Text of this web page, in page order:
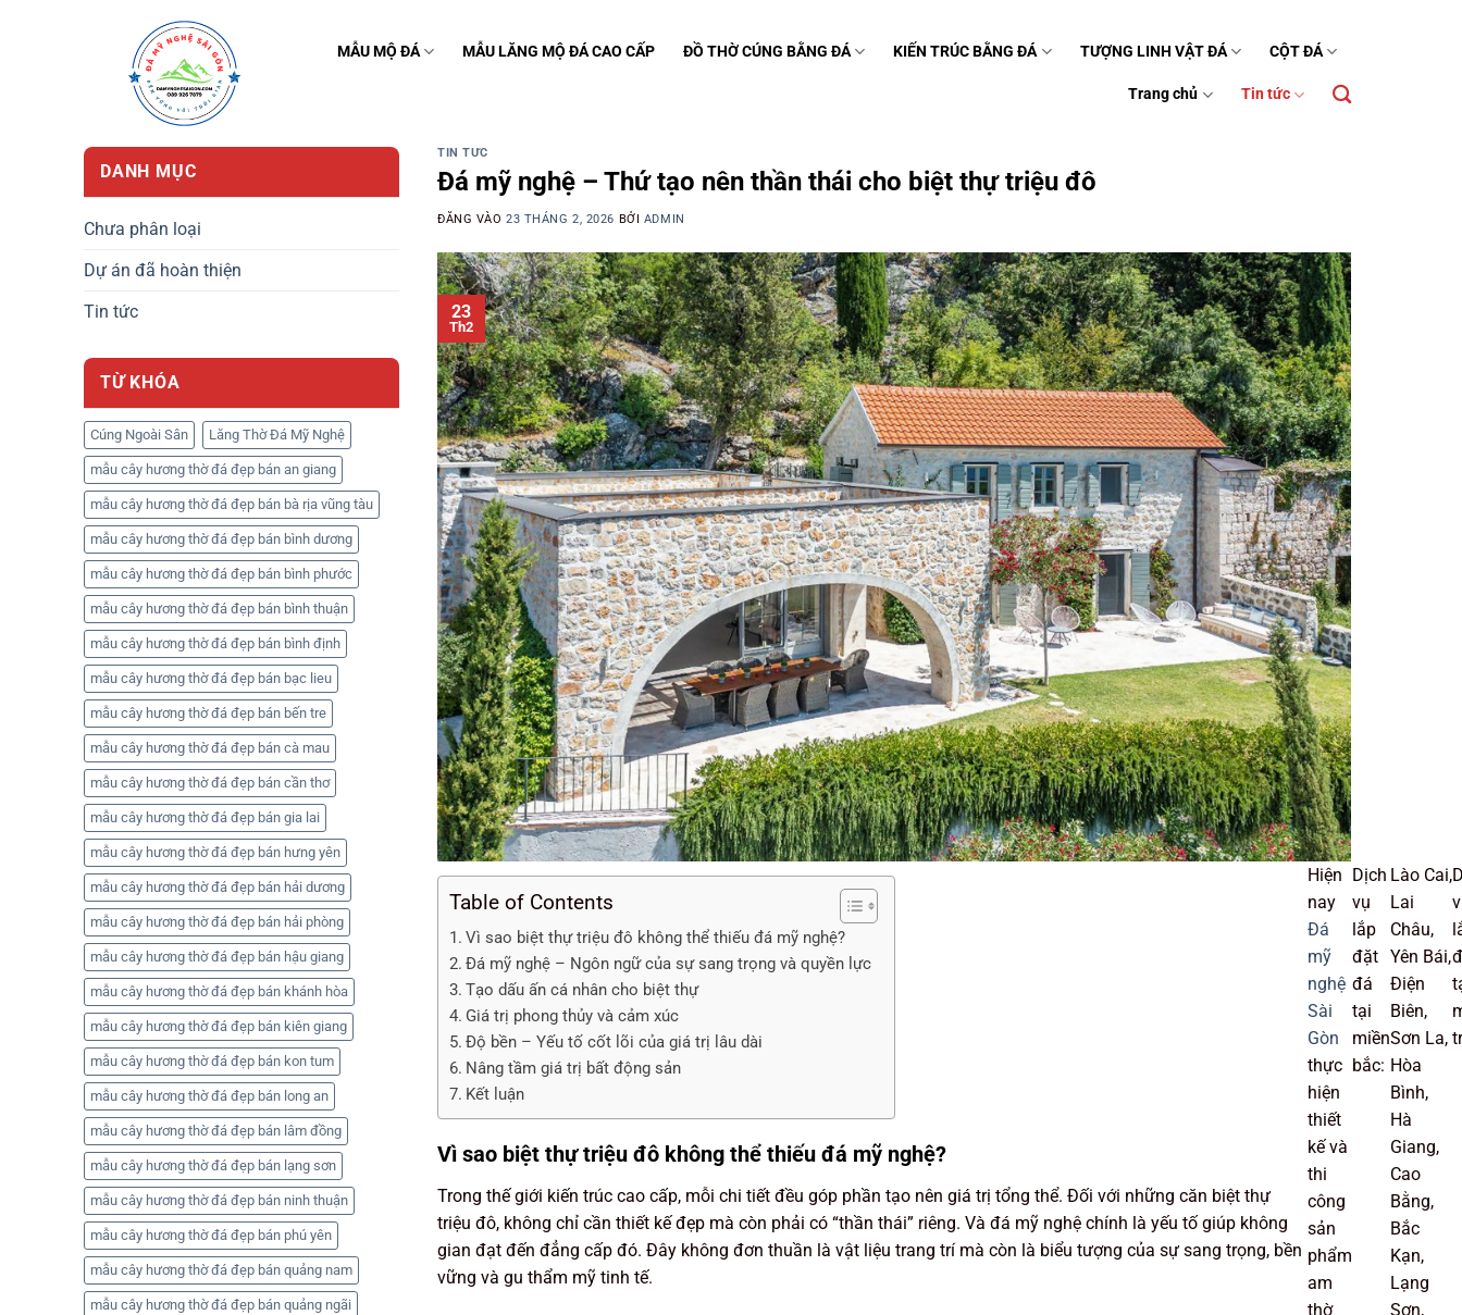
MẪU MỘ ĐÁ MẪU LĂNG MỘ ĐÁ CAO CẤP ĐỒ THỜ CÚNG BẰNG ĐÁ KIẾN TRÚC BẰNG ĐÁ TƯỢNG LINH VẬT ĐÁ CỘT ĐÁ
Trang chủ Tin tức
DANH MỤC
Chưa phân loại
Dự án đã hoàn thiện
Tin tức
TỪ KHÓA
Cúng Ngoài Sân Lăng Thờ Đá Mỹ Nghệ
mẫu cây hương thờ đá đẹp bán an giang
mẫu cây hương thờ đá đẹp bán bà rịa vũng tàu
mẫu cây hương thờ đá đẹp bán bình dương
mẫu cây hương thờ đá đẹp bán bình phước
mẫu cây hương thờ đá đẹp bán bình thuận
mẫu cây hương thờ đá đẹp bán bình định
mẫu cây hương thờ đá đẹp bán bạc lieu
mẫu cây hương thờ đá đẹp bán bến tre
mẫu cây hương thờ đá đẹp bán cà mau
mẫu cây hương thờ đá đẹp bán cần thơ
mẫu cây hương thờ đá đẹp bán gia lai
mẫu cây hương thờ đá đẹp bán hưng yên
mẫu cây hương thờ đá đẹp bán hải dương
mẫu cây hương thờ đá đẹp bán hải phòng
mẫu cây hương thờ đá đẹp bán hậu giang
mẫu cây hương thờ đá đẹp bán khánh hòa
mẫu cây hương thờ đá đẹp bán kiên giang
mẫu cây hương thờ đá đẹp bán kon tum
mẫu cây hương thờ đá đẹp bán long an
mẫu cây hương thờ đá đẹp bán lâm đồng
mẫu cây hương thờ đá đẹp bán lạng sơn
mẫu cây hương thờ đá đẹp bán ninh thuận
mẫu cây hương thờ đá đẹp bán phú yên
mẫu cây hương thờ đá đẹp bán quảng nam
mẫu cây hương thờ đá đẹp bán quảng ngãi
TIN TỨC
Đá mỹ nghệ – Thứ tạo nên thần thái cho biệt thự triệu đô
ĐĂNG VÀO23 THÁNG 2, 2026 BỞI ADMIN
23
Th2
Table of Contents
Vì sao biệt thự triệu đô không thể thiếu đá mỹ nghệ?
Đá mỹ nghệ – Ngôn ngữ của sự sang trọng và quyền lực
Tạo dấu ấn cá nhân cho biệt thự
Giá trị phong thủy và cảm xúc
Độ bền – Yếu tố cốt lõi của giá trị lâu dài
Nâng tầm giá trị bất động sản
Kết luận
Vì sao biệt thự triệu đô không thể thiếu đá mỹ nghệ?
Trong thế giới kiến trúc cao cấp, mỗi chi tiết đều góp phần tạo nên giá trị tổng thể. Đối với những căn biệt thự
triệu đô, không chỉ cần thiết kế đẹp mà còn phải có “thần thái” riêng. Và đá mỹ nghệ chính là yếu tố giúp không
gian đạt đến đẳng cấp đó. Đây không đơn thuần là vật liệu trang trí mà còn là biểu tượng của sự sang trọng, bền
vững và gu thẩm mỹ tinh tế.
Hiện
nay
Đá
mỹ
nghệ
Sài
Gòn
thực
hiện
thiết
kế và
thi
công
sản
phẩm
am
thờ
Dịch
vụ
lắp
đặt
đá
tại
miền
bắc:
Lào Cai,
Lai
Châu,
Yên Bái,
Điện
Biên,
Sơn La,
Hòa
Bình,
Hà
Giang,
Cao
Bằng,
Bắc
Kạn,
Lạng
Sơn,